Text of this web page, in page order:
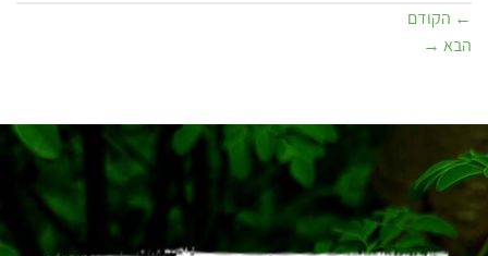
← הקודם
הבא →